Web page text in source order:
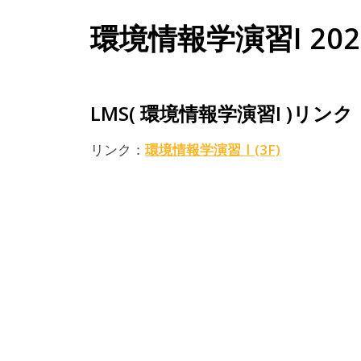
環境情報学演習I
LMS( 環境情報学演習I )リンク
リンク： 環境情報学演習Ⅰ(3F)